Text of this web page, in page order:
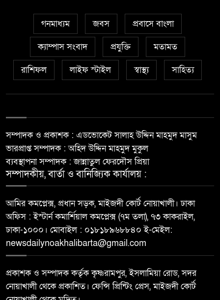
গনমাধ্যম জবস প্রবাসে বাংলা
ক্যাম্পাস সংবাদ প্রযুক্তি মতামত
রাশিফল লাইফ স্টাইল স্বাস্থ্য সাহিত্য
সম্পাদক ও প্রকাশক : এডভোকেট সালাহ উদ্দিন মাহমুদ মাসুম
ভারপ্রাপ্ত সম্পাদক : অহিদ উদ্দিন মাহমুদ মুকুল
ব্যবস্থাপনা সম্পাদক : জান্নাতুল ফেরদৌস প্রিয়া
সম্পাদকীয়, বার্তা ও বানিজ্যিক কার্যালয় :
আমির কমপ্লেক্স, প্রধান সড়ক, মাইজদী কোর্ট নোয়াখালী। ঢাকা
অফিস : ইস্টার্ন কমার্শিয়াল কমপ্লেক্স (৭ম তলা), ৭৩ কাকরাইল,
ঢাকা-১০০০। মোবাইল : ০১৮১৮৯৬৮৮৪০ ই-মেইল:
newsdailynoakhalibarta@gmail.com
প্রকাশক ও সম্পাদক কর্তৃক কৃষ্ণরামপুর, ইসলামিয়া রোড, সদর
নোয়াখালী থেকে প্রকাশিত। ফেন্সি প্রিন্টিং প্রেস, মাইজদী কোর্ট